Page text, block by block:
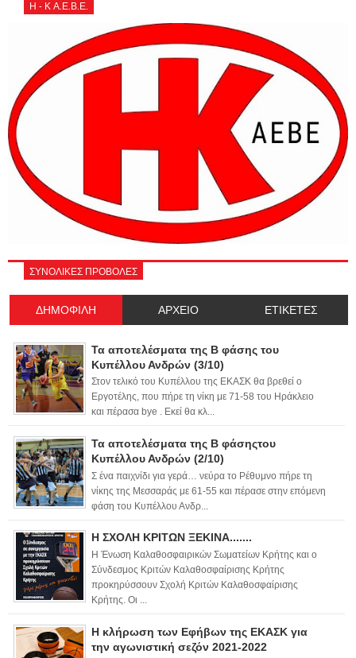
Η - Κ Α.Ε.Β.Ε.
ΣΥΝΟΛΙΚΕΣ ΠΡΟΒΟΛΕΣ
ΔΗΜΟΦΙΛΗ ΑΡΧΕΙΟ ΕΤΙΚΕΤΕΣ
Τα αποτελέσματα της Β φάσης του
Κυπέλλου Ανδρών (3/10)
Στον τελικό του Κυπέλλου της ΕΚΑΣΚ θα βρεθεί ο
Εργοτέλης, που πήρε τη νίκη με 71-58 του Ηράκλειο
και πέρασα bye . Εκεί θα κλ...
Τα αποτελέσματα της Β φάσηςτου
Κυπέλλου Ανδρών (2/10)
Σ ένα παιχνίδι για γερά… νεύρα το Ρέθυμνο πήρε τη
νίκης της Μεσσαράς με 61-55 και πέρασε στην επόμενη
φάση του Κυπέλλου Ανδρ...
Η ΣΧΟΛΗ ΚΡΙΤΩΝ ΞΕΚΙΝΑ.......
Η Ένωση Καλαθοσφαιρικών Σωματείων Κρήτης και ο
Σύνδεσμος Κριτών Καλαθοσφαίρισης Κρήτης
προκηρύσσουν Σχολή Κριτών Καλαθοσφαίρισης
Κρήτης. Οι ...
Η κλήρωση των Εφήβων της ΕΚΑΣΚ για
την αγωνιστική σεζόν 2021-2022